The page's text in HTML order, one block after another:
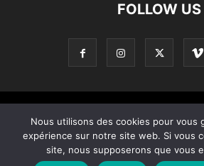
FOLLOW US
Home
Nous utilisons des cookies pour vous
expérience sur notre site web. Si vous
site, nous supposerons que vous